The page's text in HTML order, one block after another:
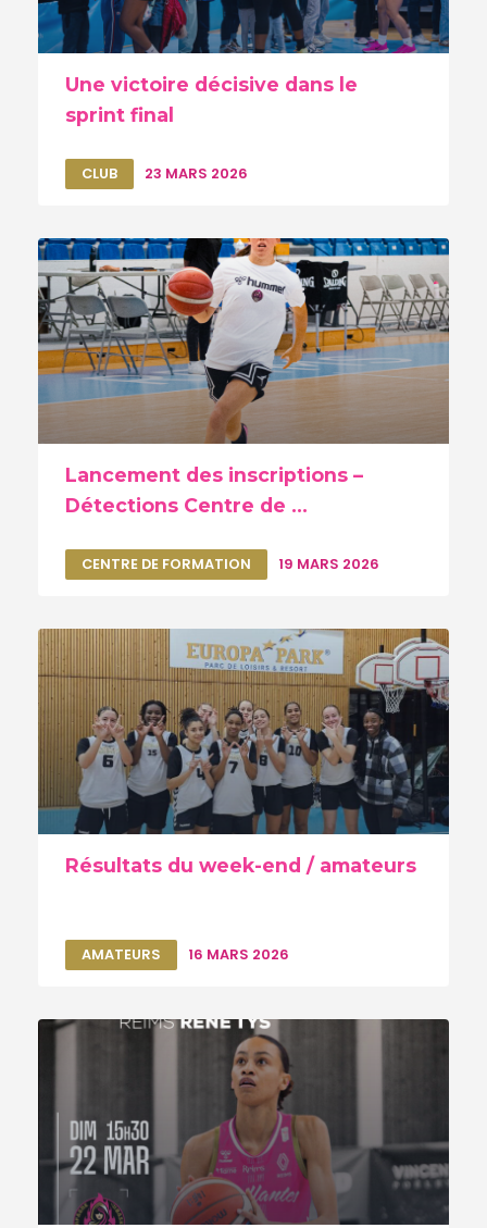
Une victoire décisive dans le
sprint final
CLUB 23 MARS 2026
Lancement des inscriptions –
Détections Centre de ...
CENTRE DE FORMATION 19 MARS 2026
Résultats du week-end / amateurs
AMATEURS 16 MARS 2026